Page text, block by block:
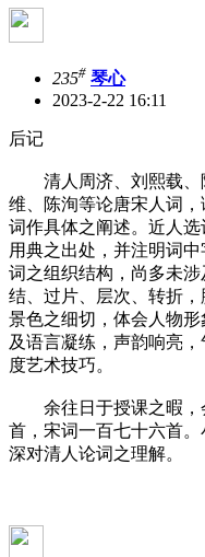
235# 琴心
2023-2-22 16:11
后记
清人周济、刘熙载、
维、陈洵等论唐宋人词
词作具体之阐述。近人
用典之出处，并注明词
词之组织结构，尚多未
结、过片、层次、转折
景色之细切，体会人物
及语言凝练，声韵响亮
度艺术技巧。
余往日于授课之暇，
首，宋词一百七十六首
深对清人论词之理解。